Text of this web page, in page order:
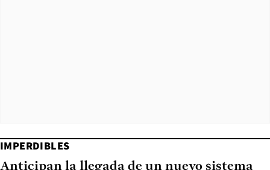
IMPERDIBLES
Anticipan la llegada de un nuevo sistema